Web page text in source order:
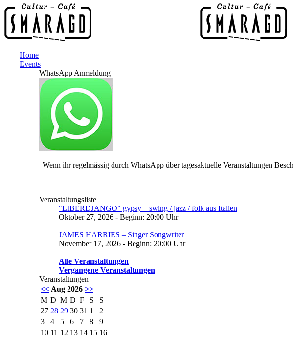
Home
Events
WhatsApp Anmeldung
Wenn ihr regelmässig durch WhatsApp über tagesaktuelle Veranstaltungen
Veranstaltungsliste
"LIBERDJANGO" gypsy – swing / jazz / folk aus Italien
Oktober 27, 2026 - Beginn: 20:00 Uhr
JAMES HARRIES – Singer Songwriter
November 17, 2026 - Beginn: 20:00 Uhr
Alle Veranstaltungen
Vergangene Veranstaltungen
Veranstaltungen
<< Aug 2026 >>
M D M D F S
S
27 28 29 30 31 1
2
3
4 5 6 7 8
9
10 11 12 13 14 15 16